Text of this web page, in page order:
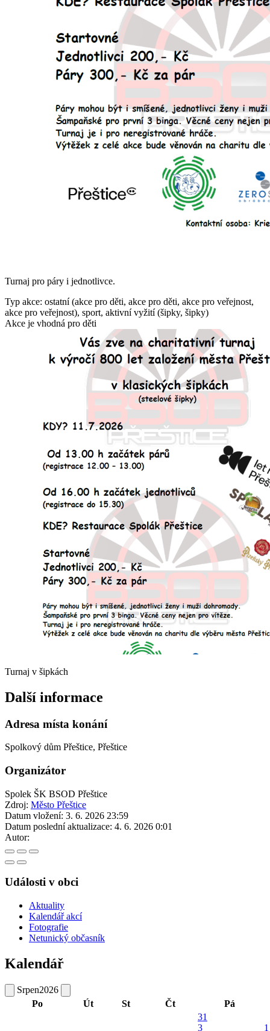
Turnaj pro páry i jednotlivce.
Typ akce: ostatní (akce pro děti, akce pro děti, akce pro veřejnost,
akce pro veřejnost), sport, aktivní vyžití (šipky, šipky)
Akce je vhodná pro děti
Turnaj v šipkách
Další informace
Adresa místa konání
Spolkový dům Přeštice, Přeštice
Organizátor
Spolek ŠK BSOD Přeštice
Zdroj: Město Přeštice
Datum vložení: 3. 6. 2026 23:59
Datum poslední aktualizace: 4. 6. 2026 0:01
Autor:
Události v obci
Aktuality
Kalendář akcí
Fotografie
Netunický občasník
Kalendář
Srpen2026
Po
Út St Čt
Pá
31
3
1